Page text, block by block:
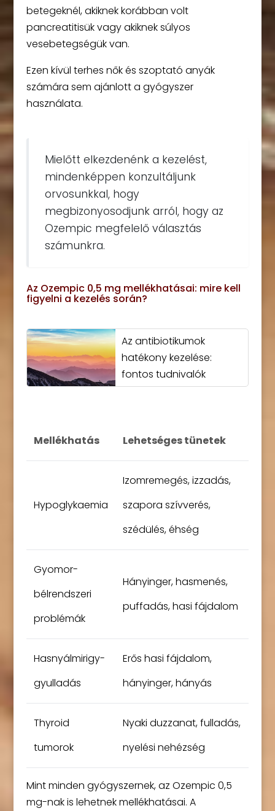
betegeknél, akiknek korábban volt
pancreatitisük vagy akiknek súlyos
vesebetegségük van.
Ezen kívül terhes nők és szoptató anyák
számára sem ajánlott a gyógyszer
használata.
Mielőtt elkezdenénk a kezelést,
mindenképpen konzultáljunk
orvosunkkal, hogy
megbizonyosodjunk arról, hogy az
Ozempic megfelelő választás
számunkra.
Az Ozempic 0,5 mg mellékhatásai: mire kell
figyelni a kezelés során?
Az antibiotikumok
hatékony kezelése:
fontos tudnivalók
Mellékhatás Lehetséges tünetek
Hypoglykaemia
Izomremegés, izzadás,
szapora szívverés,
szédülés, éhség
Gyomor-
bélrendszeri
problémák
Hányinger, hasmenés,
puffadás, hasi fájdalom
Hasnyálmirigy-
gyulladás
Erős hasi fájdalom,
hányinger, hányás
Thyroid
tumorok
Nyaki duzzanat, fulladás,
nyelési nehézség
Mint minden gyógyszernek, az Ozempic 0,5
mg-nak is lehetnek mellékhatásai. A